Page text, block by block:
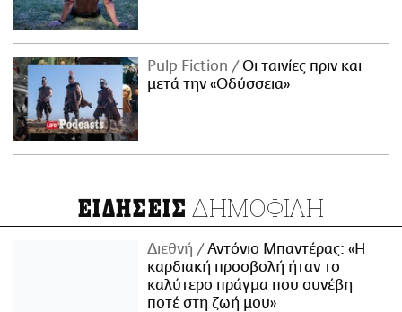
Pulp Fiction
Οι ταινίες πριν και
μετά την «Οδύσσεια»
ΕΙΔΗΣΕΙΣ ΔΗΜΟΦΙΛΗ
Διεθνή
Αντόνιο Μπαντέρας: «Η
καρδιακή προσβολή ήταν το
καλύτερο πράγμα που συνέβη
ποτέ στη ζωή μου»